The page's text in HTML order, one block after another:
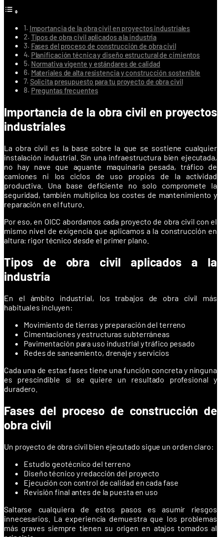
Importancia de la obra civil en proyectos industriales
Tipos de obra civil aplicados a la industria
Fases del proceso de construcción de obra civil
Planificación técnica y diseño estructural de cimientos
Normativa vigente y estándares de calidad
Materiales de alta resistencia y construcción sostenible
Solicita presupuesto para tu proyecto de obra civil
Preguntas frecuentes
Importancia de la obra civil en proyectos
industriales
La obra civil es la base sobre la que se sostiene cualquier
instalación industrial. Sin una infraestructura bien ejecutada,
no hay nave que aguante maquinaria pesada, tráfico de
camiones ni los ciclos de uso propios de la actividad
productiva. Una base deficiente no solo compromete la
seguridad, también multiplica los costes de mantenimiento y
reparación en el futuro.
Por eso, en OICC abordamos cada proyecto de obra civil con el
mismo nivel de exigencia que aplicamos a la construcción en
altura: rigor técnico desde el primer plano.
Tipos de obra civil aplicados a la
industria
En el ámbito industrial, los trabajos de obra civil más
habituales incluyen:
Movimiento de tierras y preparación del terreno
Cimentaciones y estructuras subterráneas
Pavimentación para uso industrial y tráfico pesado
Redes de saneamiento, drenaje y servicios
Cada una de estas fases tiene una función concreta y ninguna
es prescindible si se quiere un resultado profesional y
duradero.
Fases del proceso de construcción de
obra civil
Un proyecto de obra civil bien ejecutado sigue un orden claro:
Estudio geotécnico del terreno
Diseño técnico y redacción del proyecto
Ejecución con control de calidad en cada fase
Revisión final antes de la puesta en uso
Saltarse cualquiera de estos pasos es asumir riesgos
innecesarios. La experiencia demuestra que los problemas
más graves siempre tienen su origen en atajos tomados al